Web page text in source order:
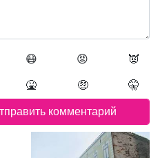
😷 😡 👿
🤮 🤑 🤫